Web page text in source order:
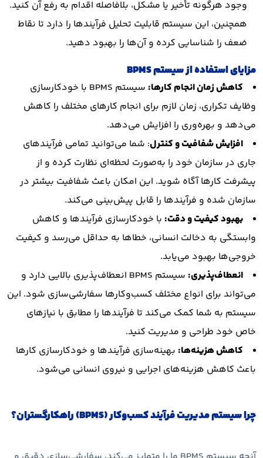
وجود هرگونه تأخیر یا مشکل، بلافاصله اقدام به رفع آن کنید.
همچنین، این سیستم قابلیت تحلیل فرآیندها را دارد تا نقاط
ضعف را شناسایی کرده و آن‌ها را بهبود دهید.
مزایای استفاده از سیستم
کاهش زمان انجام کارها:
سیستم BPMS با خودکارسازی
وظایف تکراری، زمان لازم برای انجام کارهای مختلف را کاهش
می‌دهد و بهره‌وری را افزایش می‌دهد.
افزایش شفافیت و کنترل: شما می‌توانید تمامی فرآیندهای
جاری در سازمان خود را به‌صورت لحظه‌ای نظارت کرده و از
پیشرفت کارها آگاه شوید. این امکان باعث شفافیت بیشتر در
سازمان شده و فرآیندها را قابل پیش‌بینی می‌کند.
بهبود کیفیت و دقت: با خودکارسازی فرآیندها و کاهش
وابستگی به دخالت انسانی، خطاها به حداقل می‌رسد و کیفیت
خروجی‌ها بهبود می‌یابد.
انعطاف‌پذیری:
سیستم BPMS انعطاف‌پذیری بالایی دارد و
می‌تواند برای انواع مختلف کسب‌وکارها سفارشی‌سازی شود. این
سیستم به شما کمک می‌کند تا فرآیندها را مطابق با نیازهای
خاص خود طراحی و مدیریت کنید.
کاهش هزینه‌ها: بهینه‌سازی فرآیندها و خودکارسازی کارها
باعث کاهش هزینه‌های اجرایی و نیروی انسانی می‌شود.
چرا سیستم مدیریت فرآیند کسب‌وکار(BPMS) راهکارگستران؟